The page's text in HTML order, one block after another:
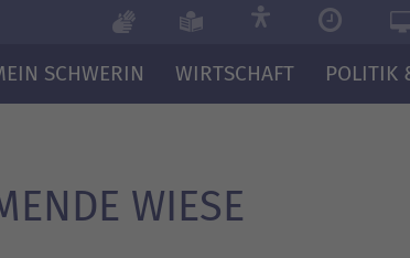
SCHWERIN WIRTSCHAFT POLITIK
WIESE